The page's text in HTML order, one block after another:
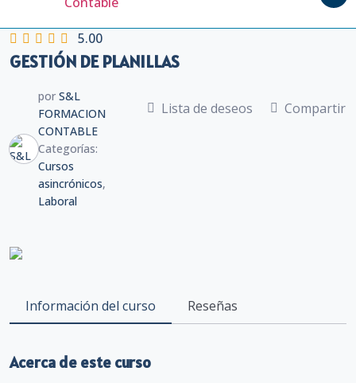
5.00
GESTIÓN DE PLANILLAS
por S&L
FORMACION
CONTABLE
Categorías:
Cursos
asincrónicos,
Laboral
Lista de deseos Compartir
Información del curso Reseñas
Acerca de este curso